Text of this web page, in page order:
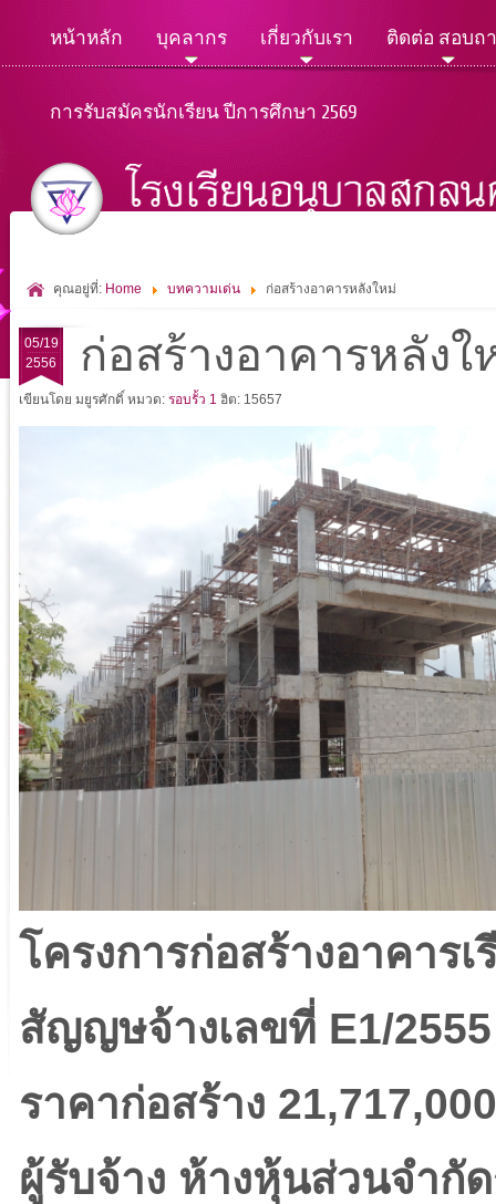
หน้าหลัก บุคลากร เกี่ยวกับเรา ติดต่อ สอบถ
การรับสมัครนักเรียน ปีการศึกษา 2569
คุณอยู่ที่: Home บทความเด่น ก่อสร้างอาคารหลังใหม่
05/19
2556
ก่อสร้างอาคารหลังใ
เขียนโดย มยูรศักดิ์ หมวด: รอบรั้ว 1 ฮิต: 15657
โครงการก่อสร้างอาคาร
สัญญษจ้างเลขที่ E1/
ราคาก่อสร้าง
ผู้รับจ้าง ห้างหุ้นส่วนจำกั